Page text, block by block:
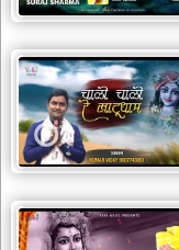
देश
भक्ति
भजन
patriotic
bhajans
खाटू
श्याम
khatu
shaym
bhajans